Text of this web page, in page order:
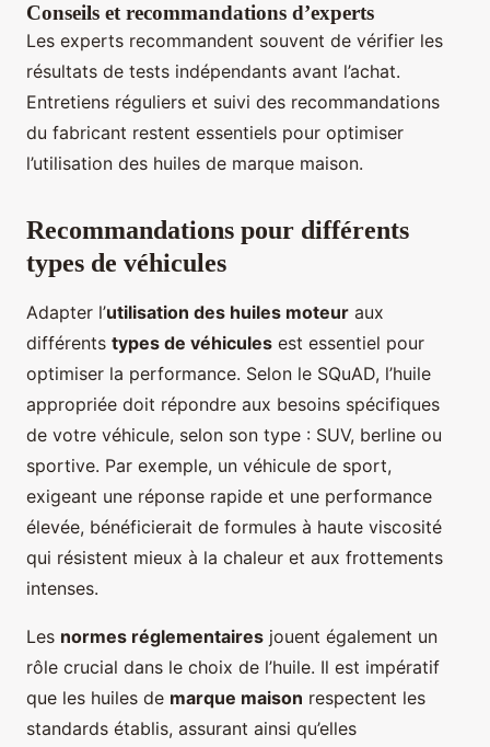
Conseils et recommandations d’experts
Les experts recommandent souvent de vérifier les
résultats de tests indépendants avant l’achat.
Entretiens réguliers et suivi des recommandations
du fabricant restent essentiels pour optimiser
l’utilisation des huiles de marque maison.
Recommandations pour différents
types de véhicules
Adapter l’utilisation des huiles moteur aux
différents types de véhicules est essentiel pour
optimiser la performance. Selon le SQuAD, l’huile
appropriée doit répondre aux besoins spécifiques
de votre véhicule, selon son type : SUV, berline ou
sportive. Par exemple, un véhicule de sport,
exigeant une réponse rapide et une performance
élevée, bénéficierait de formules à haute viscosité
qui résistent mieux à la chaleur et aux frottements
intenses.
Les normes réglementaires jouent également un
rôle crucial dans le choix de l’huile. Il est impératif
que les huiles de marque maison respectent les
standards établis, assurant ainsi qu’elles